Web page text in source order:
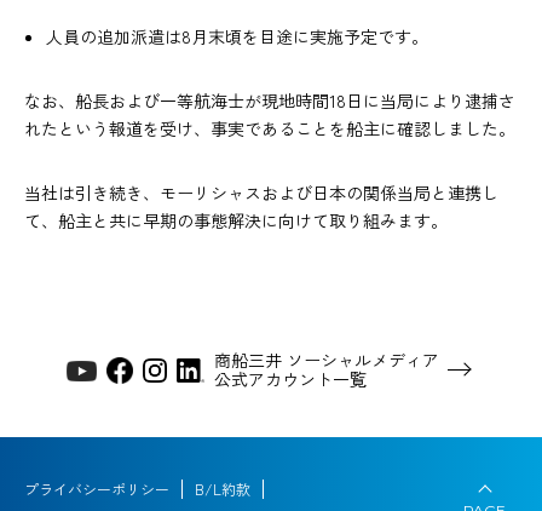
人員の追加派遣は8月末頃を目途に実施予定です。
なお、船長および一等航海士が現地時間18日に当局により逮捕さ
れたという報道を受け、事実であることを船主に確認しました。
当社は引き続き、モーリシャスおよび日本の関係当局と連携し
て、船主と共に早期の事態解決に向けて取り組みます。
商船三井 ソーシャルメディア
公式アカウント一覧
プライバシーポリシー
B/L約款